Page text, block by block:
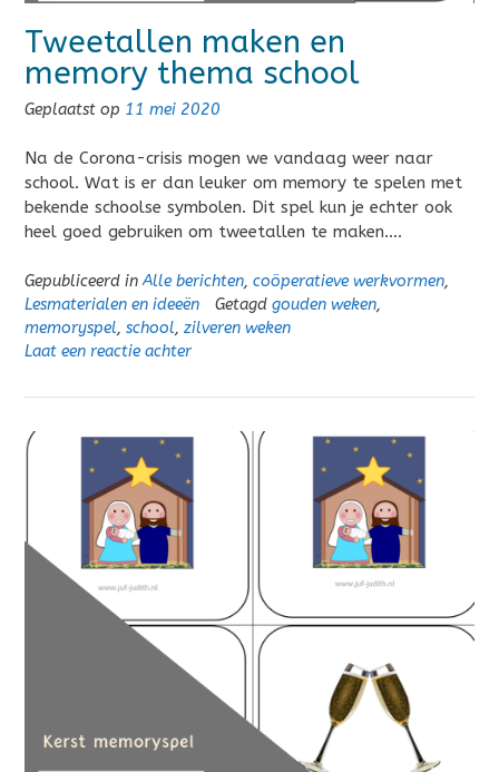
Tweetallen maken en
memory thema school
Geplaatst op 11 mei 2020
Na de Corona-crisis mogen we vandaag weer naar
school. Wat is er dan leuker om memory te spelen met
bekende schoolse symbolen. Dit spel kun je echter ook
heel goed gebruiken om tweetallen te maken….
Gepubliceerd inAlle berichten, coöperatieve werkvormen,
Lesmaterialen en ideeën
Getagd gouden weken,
memoryspel, school, zilveren weken
Laat een reactie achter